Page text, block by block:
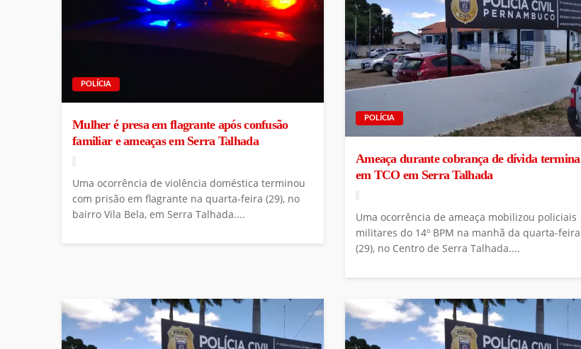
POLÍCIA
Mulher é presa em flagrante após confusão
familiar e ameaças em Serra Talhada
Uma ocorrência de violência doméstica terminou
com prisão em flagrante na quarta-feira (29), no
bairro Vila Bela, em Serra Talhada....
POLÍCIA
Ameaça durante cobrança de dívida termina
em TCO em Serra Talhada
Uma ocorrência de ameaça mobilizou policiais
militares do 14º BPM na manhã da quarta-feira
(29), no Centro de Serra Talhada....